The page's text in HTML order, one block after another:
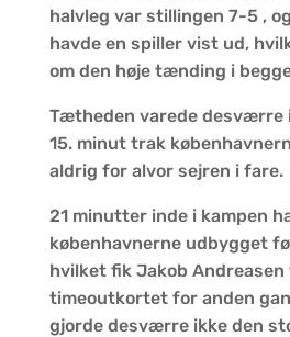
halvleg var stillingen 7-5 ,
havde en spiller vist ud,
om den høje tænding i
Tætheden varede desværre
15. minut trak
aldrig for alvor sejren i fare.
21 minutter inde i kampen
københavnerne udbygget
hvilket fik Jakob
timeoutkortet for anden
gjorde desværre ikke den